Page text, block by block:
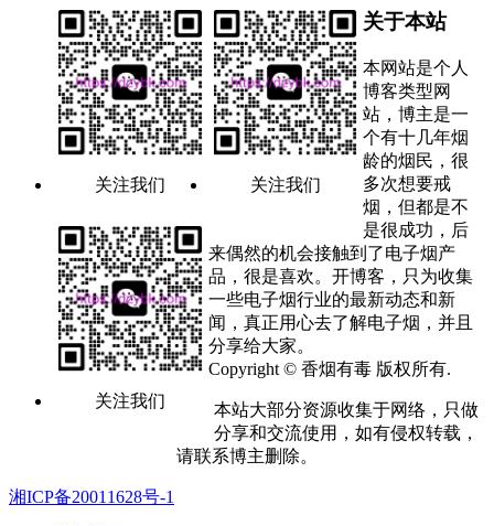
关注我们 关注我们
关注我们
关于本站
本网站是个人
博客类型网
站，博主是一
个有十几年烟
龄的烟民，很
多次想要戒
烟，但都是不
是很成功，后
来偶然的机会接触到了电子烟产
品，很是喜欢。开博客，只为收集
一些电子烟行业的最新动态和新
闻，真正用心去了解电子烟，并且
分享给大家。
Copyright © 香烟有毒 版权所有.
本站大部分资源收集于网络，只做
分享和交流使用，如有侵权转载，
请联系博主删除。
湘ICP备20011628号-1